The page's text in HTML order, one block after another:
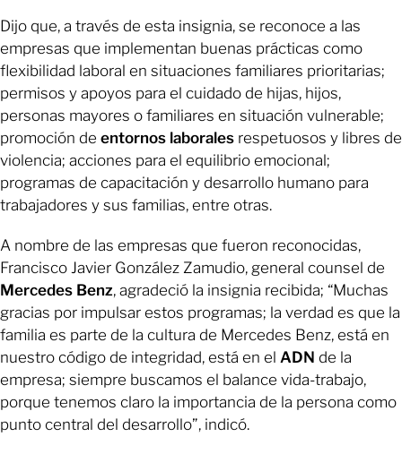
Dijo que, a través de esta insignia, se reconoce a las
empresas que implementan buenas prácticas como
flexibilidad laboral en situaciones familiares prioritarias;
permisos y apoyos para el cuidado de hijas, hijos,
personas mayores o familiares en situación vulnerable;
promoción de entornos laborales respetuosos y libres de
violencia; acciones para el equilibrio emocional;
programas de capacitación y desarrollo humano para
trabajadores y sus familias, entre otras.
A nombre de las empresas que fueron reconocidas,
Francisco Javier González Zamudio, general counsel de
Mercedes Benz, agradeció la insignia recibida; “Muchas
gracias por impulsar estos programas; la verdad es que la
familia es parte de la cultura de Mercedes Benz, está en
nuestro código de integridad, está en el ADN de la
empresa; siempre buscamos el balance vida-trabajo,
porque tenemos claro la importancia de la persona como
punto central del desarrollo”, indicó.